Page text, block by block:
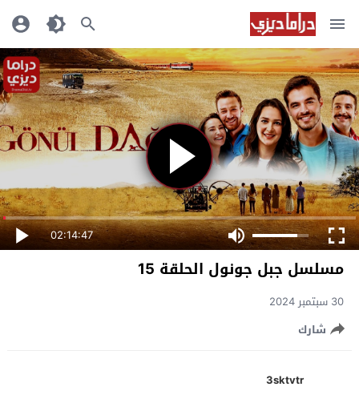
02:14:47
مسلسل جبل جونول الحلقة 15
30 سبتمبر 2024
شارك
3sktvtr